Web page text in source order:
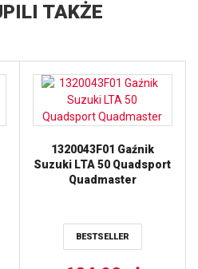
TAKŻE
1320043F01 Gaźnik
Suzuki LTA 50 Quadsport
Quadmaster
BESTSELLER